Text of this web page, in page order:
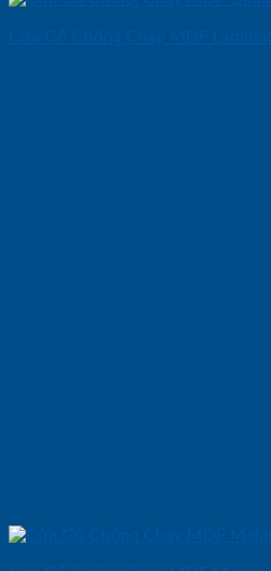
Cửa Gỗ Chống Cháy MDF